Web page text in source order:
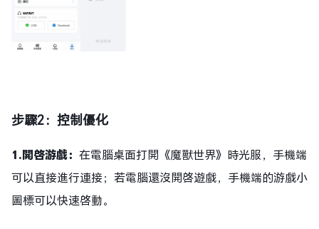
步驟2：控制優化
1.開啓游戲： 在電腦桌面打開《魔獸世界》時光服，手機端
可以直接進行連接；若電腦還沒開啓遊戲，手機端的游戲小
圖標可以快速啓動。